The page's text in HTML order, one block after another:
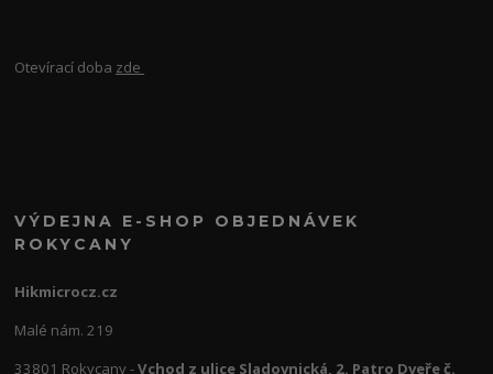
Otevírací doba zde
VÝDEJNA E-SHOP OBJEDNÁVEK
ROKYCANY
Hikmicrocz.cz
Malé nám. 219
33801 Rokycany -Vchod z ulice Sladovnická, 2. Patro Dveře č.